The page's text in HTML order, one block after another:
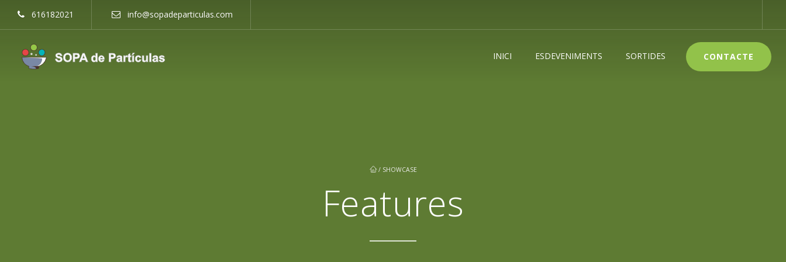
616182021 info@sopadeparticulas.com
INICI ESDEVENIMENTS SORTIDES CONTACTE
/ SHOWCASE
Features